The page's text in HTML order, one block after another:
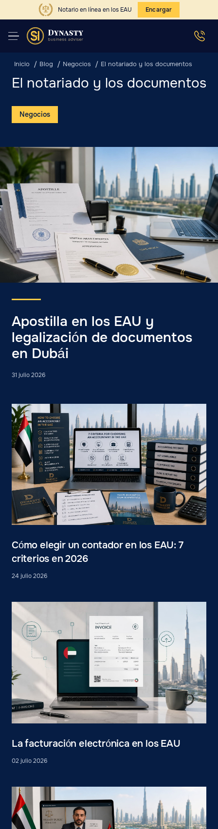
Notario en línea en los EAU Encargar
Inicio Blog Negocios El notariado y los documentos
El notariado y los documentos
Negocios
Apostilla en los EAU y
legalización de documentos
en Dubái
31 julio 2026
Cómo elegir un contador en los EAU: 7
criterios en 2026
24 julio 2026
La facturación electrónica en los EAU
02 julio 2026